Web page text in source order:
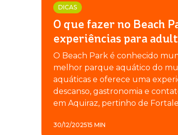
DICAS
O que fazer no Beach
experiências para
O Beach Park é conhecido
melhor parque aquático do
aquáticas e oferece uma
descanso, gastronomia e
em Aquiraz, pertinho de
30/12/202515 MIN